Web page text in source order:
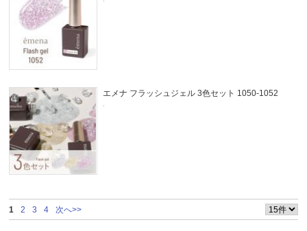
エメナ フラッシュジェル 3色セット 1050-1052
.
1 2 3 4 次へ>>